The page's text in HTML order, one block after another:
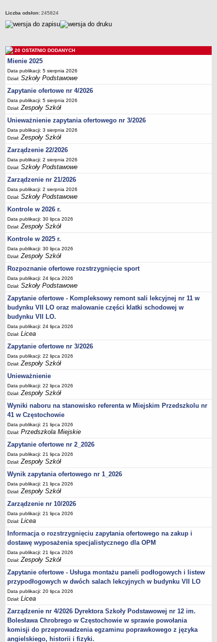
Zespół Poradni
BIURO FINANSÓW OŚWIATY
Statut
Majątek
Godziny dyżurów
Ogłoszenia
Zarządzenia
Rejestry, ewidencje, archiwa
Kontrole
PONOWNE WYKORZYSTYWANIE
Sprawozdania
Deklaracja dostępności
DEKLARACJA DOSTĘPNOŚCI
OŚWIADCZENIA MAJĄTKOWE
PONOWNE WYKORZYSTYWANIE
UDOSTĘPNIANIE INFORMACJI PUBLICZNEJ
OCHRONA DANYCH OSOBOWYCH
Liczba odsłon: 245824
20 OSTATNIO DODANYCH
Mienie 2025
Data publikacji: 5 sierpnia 2026
Dział:Szkoły Podstawowe
Zapytanie ofertowe nr 4/2026
Data publikacji: 5 sierpnia 2026
Dział:Zespoły Szkół
Unieważnienie zapytania ofertowego nr 3/2026
Data publikacji: 3 sierpnia 2026
Dział:Zespoły Szkół
Zarządzenie 22/2026
Data publikacji: 2 sierpnia 2026
Dział:Szkoły Podstawowe
Zarządzenie nr 21/2026
Data publikacji: 2 sierpnia 2026
Dział:Szkoły Podstawowe
Kontrole w 2026 r.
Data publikacji: 30 lipca 2026
Dział:Zespoły Szkół
Kontrole w 2025 r.
Data publikacji: 30 lipca 2026
Dział:Zespoły Szkół
Rozpoznanie ofertowe rozstrzygnięcie sport
Data publikacji: 24 lipca 2026
Dział:Szkoły Podstawowe
Zapytanie ofertowe - Kompleksowy remont sali lekcyjnej nr 11 w
budynku VII LO oraz malowanie części klatki schodowej w
budynku VII LO.
Data publikacji: 24 lipca 2026
Dział:Licea
Zapytanie ofertowe nr 3/2026
Data publikacji: 22 lipca 2026
Dział:Zespoły Szkół
Unieważnienie
Data publikacji: 22 lipca 2026
Dział:Zespoły Szkół
Wyniki naboru na stanowisko referenta w Miejskim Przedszkolu nr
41 w Częstochowie
Data publikacji: 21 lipca 2026
Dział:Przedszkola Miejskie
Zapytanie ofertowe nr 2_2026
Data publikacji: 21 lipca 2026
Dział:Zespoły Szkół
Wynik zapytania ofertowego nr 1_2026
Data publikacji: 21 lipca 2026
Dział:Zespoły Szkół
Zarządzenie nr 10/2026
Data publikacji: 21 lipca 2026
Dział:Licea
Informacja o rozstrzygnięciu zapytania ofertowego na zakup i
dostawę wyposażenia specjalistycznego dla OPM
Data publikacji: 21 lipca 2026
Dział:Zespoły Szkół
Zapytanie ofertowe - Usługa montażu paneli podłogowych i listew
przypodłogowych w dwóch salach lekcyjnych w budynku VII LO
Data publikacji: 20 lipca 2026
Dział:Licea
Zarządzenie nr 4/2026 Dyrektora Szkoły Podstawowej nr 12 im.
Bolesława Chrobrego w Częstochowie w sprawie powołania
komisji do przeprowadzenia egzaminu poprawkowego z języka
angielskiego, historii i fizyki.